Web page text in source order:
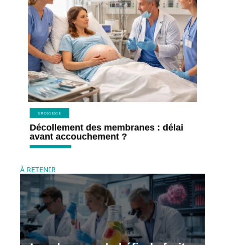
GROSSESSE
Décollement des membranes : délai
avant accouchement ?
À RETENIR